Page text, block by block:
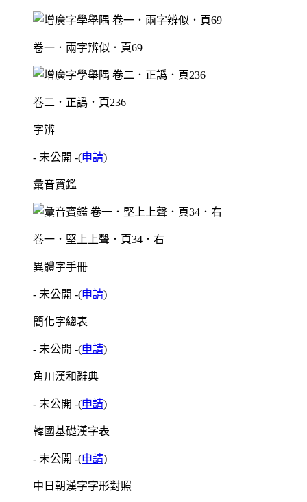
卷一．兩字辨似．頁69
卷二．正譌．頁236
字辨
- 未公開 -(申請)
彙音寶鑑
卷一．堅上上聲．頁34．右
異體字手冊
- 未公開 -(申請)
簡化字總表
- 未公開 -(申請)
角川漢和辭典
- 未公開 -(申請)
韓國基礎漢字表
- 未公開 -(申請)
中日朝漢字字形對照